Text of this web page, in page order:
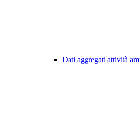
Dati aggregati attività